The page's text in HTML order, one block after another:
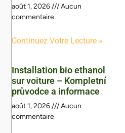
août 1, 2026
Aucun
commentaire
Continuez Votre Lecture »
Installation bio ethanol
sur voiture – Kompletní
průvodce a informace
août 1, 2026
Aucun
commentaire